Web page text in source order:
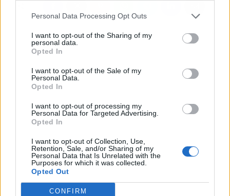
Personal Data Processing Opt Outs
I want to opt-out of the Sharing of my
personal data.
Opted In
I want to opt-out of the Sale of my
Personal Data.
Opted In
I want to opt-out of processing my
Personal Data for Targeted Advertising.
Opted In
I want to opt-out of Collection, Use,
Retention, Sale, and/or Sharing of my
Personal Data that Is Unrelated with the
Purposes for which it was collected.
Opted Out
CONFIRM